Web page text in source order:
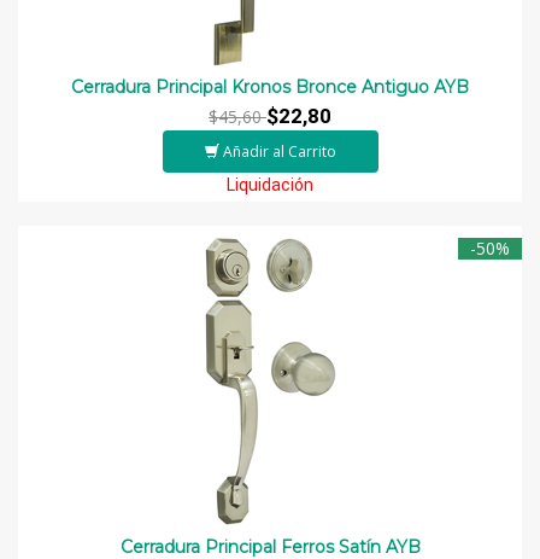
Cerradura Principal Kronos Bronce Antiguo AYB
$45,60$22,80
Añadir al Carrito
Liquidación
-50%
Cerradura Principal Ferros Satín AYB